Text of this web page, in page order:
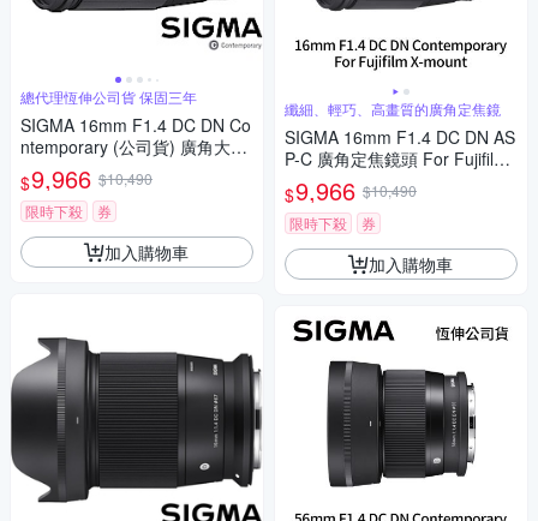
總代理恆伸公司貨 保固三年
SIGMA 16mm F1.4 DC DN Co
ntemporary (公司貨) 廣角大光
圈定焦鏡 人像鏡 APS-C 無反微
單眼專用鏡頭
$9,966 $10,490
限時下殺
券
加入購物車
纖細、輕巧、高畫質的廣角定焦鏡
SIGMA 16mm F1.4 DC DN AS
P-C 廣角定焦鏡頭 For Fujifilm
X-mount (公司貨)
$9,966 $10,490
限時下殺
券
加入購物車